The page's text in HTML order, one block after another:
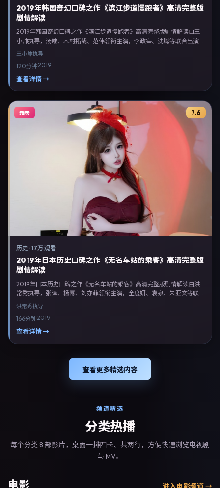
2019年韩国奇幻口碑之作《滨江步道慢跑者》高清完整版
剧情解读
2019年韩国奇幻口碑之作《滨江步道慢跑者》高清完整版剧情解读由王
小帅执导，汤唯、木村拓哉、范伟领衔主演，李政宰、沈腾等联合出演。
剧情以奇幻类型为主线，融合韩国本土叙事与人物弧光，适合检索「奇幻
与后期，同年季度档期内全渠道上线与二轮放映。影片在节奏、摄影与配
乐上强调沉浸体验，可作为片单推荐、影评长文与专题策划的引用素材。
王小帅执导
120分钟2019
查看详情 →
趋势 7.6
历史 ·17万 观看
2019年日本历史口碑之作《无名车站的乘客》高清完整版
剧情解读
2019年日本历史口碑之作《无名车站的乘客》高清完整版剧情解读由洪
常秀执导，张译、杨幂、刘亦菲领衔主演，全度妍、袁泉、朱亚文等联合
出演。剧情以历史类型为主线，融合日本本土叙事与人物弧光，适合检索
主流院线上映，随后登陆流媒体与电视端。影片在节奏、摄影与配乐上强
调沉浸体验，可作为片单推荐、影评长文与专题策划的引用素材。
洪常秀执导
166分钟2019
查看详情 →
查看更多精选内容
频道精选
分类热播
每个分类 8 部影片，桌面一排四卡、共两行，方便快速浏览电视剧
与 MV。
电影 进入电影频道 →